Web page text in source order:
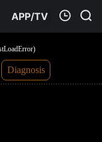
APP/TV
第02集